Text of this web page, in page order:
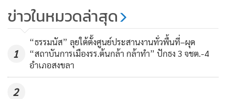
ประโยชน์จากศักยภาพของการเปลี่ยนผ่านไปสู่ดิจิทัล ซึ่งจะเป็น
ตัวเร่งทางเศรษฐกิจที่สำคัญท่ามกลางการฟื้นตัวจากผลกระทบ
ของโรคระบาด และส่งผลต่อการพัฒนาของภูมิภาคในระยะยาว
กับสถานการณ์ปัจจุบัน ขับเคลื่อนงานที่ส่งเสริมการเปลี่ยนผ่าน
4,385
ความสัมพันธ์ให้เข้มแข็งเป็นพลัง
113
โฆษกรัฐบาลเปิดเผยถึงเนื้อหาและ
ประโยชน์ที่ประเทศ และประชาชน
ข่าวในหมวดล่าสุด
1
“ธรรมนัส” ลุยใต้ตั้งศูนย์ประสานงานทั่วพื้นที่–ผุด
“สถาบันการเมืองรร.ต้นกล้า กล้าทำ” ปักธง 3 จชต.-4
อำเภอสงขลา
2